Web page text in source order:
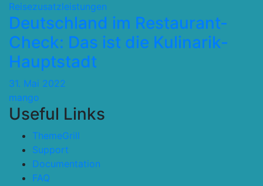
Reisezusatzleistungen
Deutschland im Restaurant-
Check: Das ist die Kulinarik-
Hauptstadt
31. Mai 2022
mango
Useful Links
ThemeGrill
Support
Documentation
FAQ